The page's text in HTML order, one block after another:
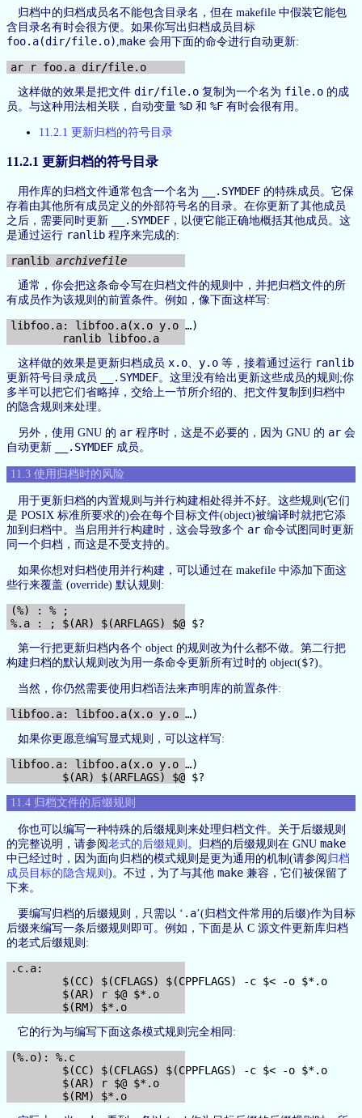
归档中的归档成员名不能包含目录名，但在 makefile 中假装它能包
含目录名有时会很方便。如果你写出归档成员目标
foo.a(dir/file.o) make 会用下面的命令进行自动更新:
这样做的效果是把文件 dir/file.o 复制为一个名为 file.o 的成
员。与这种用法相关联，自动变量 %D 和 %F 有时会很有用。
11.2.1 更新归档的符号目录
11.2.1 更新归档的符号目录
用作库的归档文件通常包含一个名为 __.SYMDEF 的特殊成员。它保
存着由其他所有成员定义的外部符号名的目录。在你更新了其他成员
之后，需要同时更新
__.SYMDEF ，以便它能正确地概括其他成员。这
是通过运行 ranlib 程序来完成的:
ranlib archivefile
通常，你会把这条命令写在归档文件的规则中，并把归档文件的所
有成员作为该规则的前置条件。例如，像下面这样写:
libfoo.a: libfoo.a(x.o y.o …)
这样做的效果是更新归档成员 x.o y.o 等，接着通过运行 ranlib
更新符号目录成员 __.SYMDEF。这里没有给出更新这些成员的规则;你
多半可以把它们省略掉，交给上一节所介绍的、把文件复制到归档中
的隐含规则来处理。
另外，使用 GNU 的 ar 程序时，这是不必要的，因为 GNU 的 ar 会
自动更新
__.SYMDEF 成员。
11.3 使用归档时的风险
用于更新归档的内置规则与并行构建相处得并不好。这些规则(它们
是 POSIX 标准所要求的)会在每个目标文件(object)被编译时就把它添
加到归档中。当启用并行构建时，这会导致多个 ar 命令试图同时更新
同一个归档，而这是不受支持的。
如果你想对归档使用并行构建，可以通过在 makefile 中添加下面这
些行来覆盖 (override) 默认规则:
(%) : % ;
第一行把更新归档内各个 object 的规则改为什么都不做。第二行把
构建归档的默认规则改为用一条命令更新所有过时的 object($?)。
当然，你仍然需要使用归档语法来声明库的前置条件:
如果你更愿意编写显式规则，可以这样写:
libfoo.a: libfoo.a(x.o y.o …)
11.4 归档文件的后缀规则
你也可以编写一种特殊的后缀规则来处理归档文件。关于后缀规则
的完整说明，请参阅老式的后缀规则 。归档的后缀规则在 GNU make
中已经过时，因为面向归档的模式规则是更为通用的机制(请参阅归档
成员目标的隐含规则 )。不过，为了与其他 make 兼容，它们被保留了
下来。
要编写归档的后缀规则，只需以 ‘ .a’(归档文件常用的后缀)作为目标
后缀来编写一条后缀规则即可。例如，下面是从 C 源文件更新库归档
的老式后缀规则:
.c.a:
        $(CC) $(CFLAGS) $(CPPFLAGS) -c $< -o $*.o
        $(AR) r $@ $*.o
它的行为与编写下面这条模式规则完全相同:
(%.o): %.c
        $(CC) $(CFLAGS) $(CPPFLAGS) -c $< -o $*.o
        $(AR) r $@ $*.o